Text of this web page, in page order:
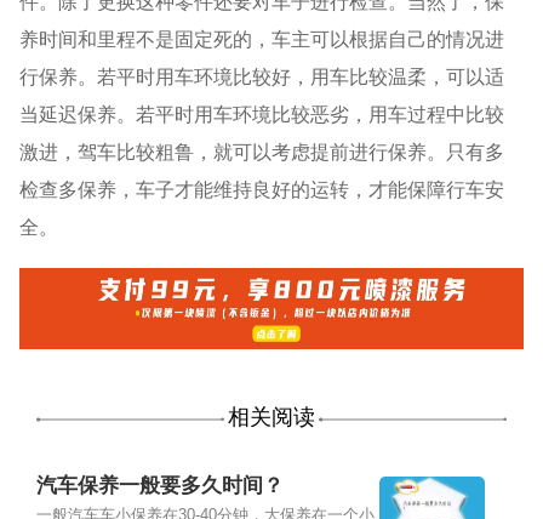
养时间和里程不是固定死的，车主可以根据自己的情况进
行保养。若平时用车环境比较好，用车比较温柔，可以适
当延迟保养。若平时用车环境比较恶劣，用车过程中比较
激进，驾车比较粗鲁，就可以考虑提前进行保养。只有多
检查多保养，车子才能维持良好的运转，才能保障行车安
全。
相关阅读
汽车保养一般要多久时间？
一般汽车车小保养在30-40分钟，大保养在一个小